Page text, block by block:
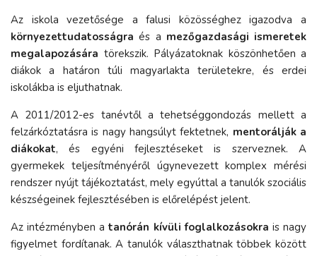
Az iskola vezetősége a falusi közösséghez igazodva a
környezettudatosságra és a mezőgazdasági ismeretek
megalapozására törekszik. Pályázatoknak köszönhetően a
diákok a határon túli magyarlakta területekre, és erdei
iskolákba is eljuthatnak.
A 2011/2012-es tanévtől a tehetséggondozás mellett a
felzárkóztatásra is nagy hangsúlyt fektetnek, mentorálják a
diákokat, és egyéni fejlesztéseket is szerveznek. A
gyermekek teljesítményéről úgynevezett komplex mérési
rendszer nyújt tájékoztatást, mely egyúttal a tanulók szociális
készségeinek fejlesztésében is előrelépést jelent.
Az intézményben atanórán kívüli foglalkozásokra is nagy
figyelmet fordítanak. A tanulók választhatnak többek között